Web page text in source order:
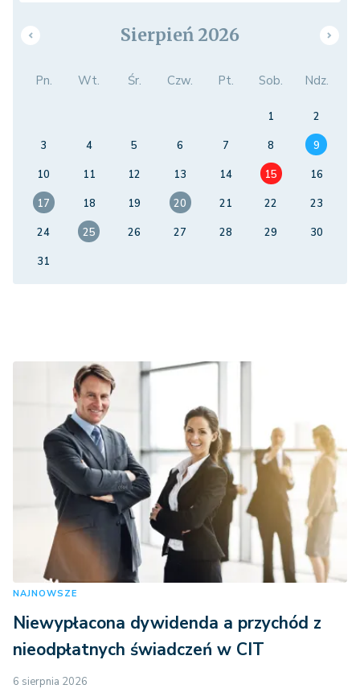
Sierpień 2026
Pn. Wt. Śr. Czw. Pt. Sob. Ndz.
1
2
3
4 5 6 7 8
9
10
11 12 13 14 15
16
17
18 19 20 21 22
23
24
25 26 27 28 29
30
31
NAJNOWSZE
Niewypłacona dywidenda a przychód z
nieodpłatnych świadczeń w CIT
6 sierpnia 2026